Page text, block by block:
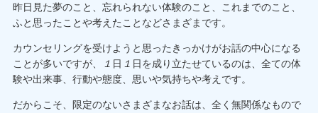
昨日見た夢のこと、忘れられない体験のこと、これまでのこと、
ふと思ったことや考えたことなどさまざまです。
カウンセリングを受けようと思ったきっかけがお話の中心になる
ことが多いですが、 １ 日 １ 日を成り立たせているのは、全ての体
験や出来事、行動や態度、思いや気持ちや考えです。
だからこそ、限定のないさまざまなお話は、全く無関係なもので